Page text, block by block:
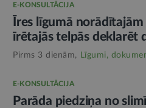
E-KONSULTĀCIJA
Īres līgumā
īrētajās telpās deklarēt
Pirms 3 dienām, Līgumi,
E-KONSULTĀCIJA
Parāda piedziņa no